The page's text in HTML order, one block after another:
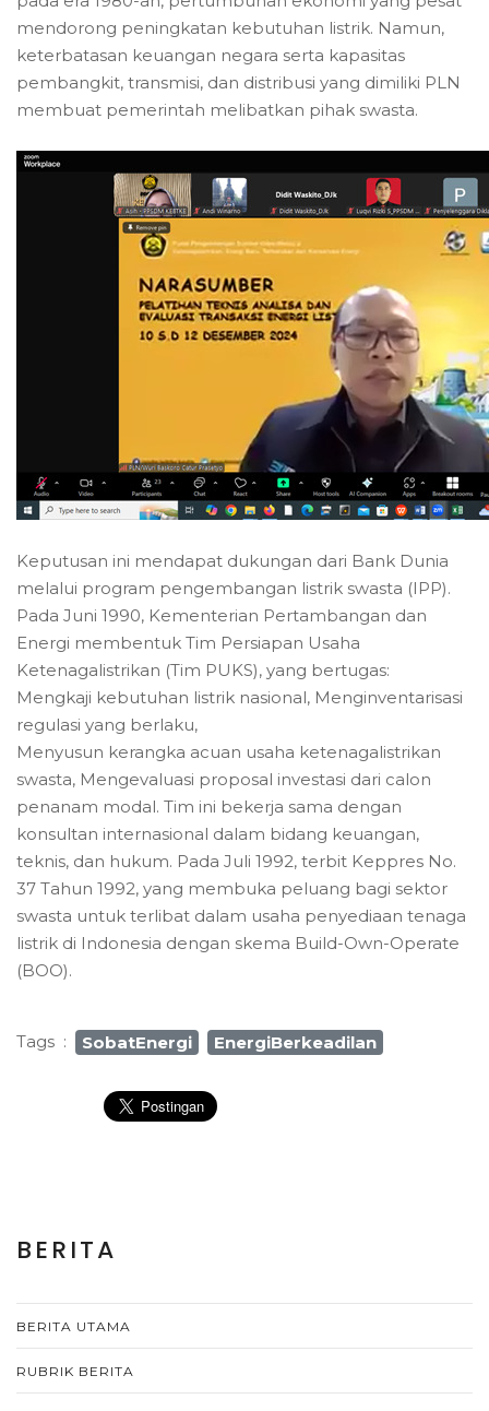
mendorong peningkatan kebutuhan listrik. Namun,
keterbatasan keuangan negara serta kapasitas
pembangkit, transmisi, dan distribusi yang dimiliki PLN
membuat pemerintah melibatkan pihak swasta.
Keputusan ini mendapat dukungan dari Bank Dunia
melalui program pengembangan listrik swasta (IPP).
Pada Juni 1990, Kementerian Pertambangan dan
Energi membentuk Tim Persiapan Usaha
Ketenagalistrikan (Tim PUKS), yang bertugas:
Mengkaji kebutuhan listrik nasional, Menginventarisasi
regulasi yang berlaku,
Menyusun kerangka acuan usaha ketenagalistrikan
swasta, Mengevaluasi proposal investasi dari calon
penanam modal. Tim ini bekerja sama dengan
konsultan internasional dalam bidang keuangan,
teknis, dan hukum. Pada Juli 1992, terbit Keppres No.
37 Tahun 1992, yang membuka peluang bagi sektor
swasta untuk terlibat dalam usaha penyediaan tenaga
listrik di Indonesia dengan skema Build-Own-Operate
(BOO).
Tags : SobatEnergi EnergiBerkeadilan
BERITA
BERITA UTAMA
RUBRIK BERITA